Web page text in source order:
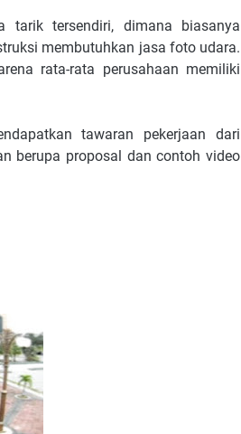
tersendiri, dimana biasanya
membutuhkan jasa foto udara.
rata-rata perusahaan memiliki
tawaran pekerjaan dari
berupa proposal dan contoh video